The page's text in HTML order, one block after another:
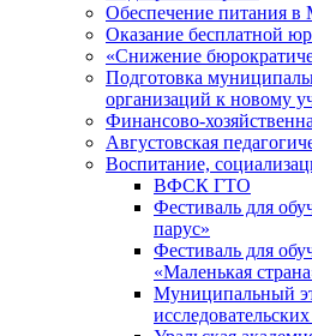
Обеспечение питания
Оказание бесплатной
«Снижение
Подготовка
организаций к новому
Финансово-
Августовская
Воспитание,
ВФСК ГТО
Фестиваль для
парус»
Фестиваль для
«Маленькая
Муниципальный